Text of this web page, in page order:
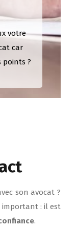
votre
car
points ?
son avocat ?
important : il est
.